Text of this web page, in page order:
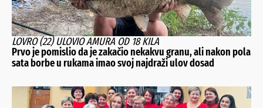
LOVRO (22) ULOVIO AMURA OD 18 KILA
Prvo je pomislio da je zakačio nekakvu granu, ali nakon pola
sata borbe u rukama imao svoj najdraži ulov dosad